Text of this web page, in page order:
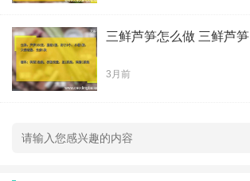
三鲜芦笋怎么做 三鲜芦笋
3月前